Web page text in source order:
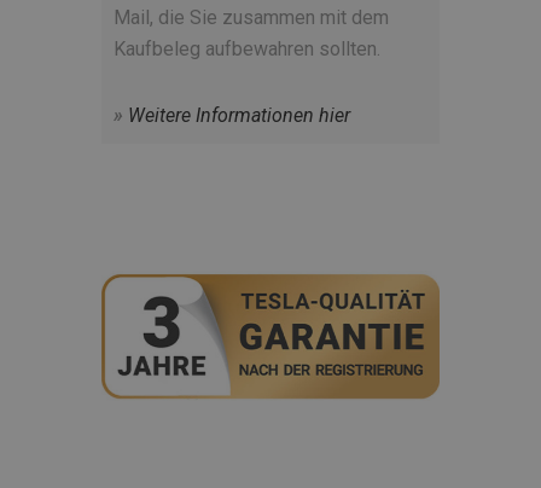
Mail, die Sie zusammen mit dem
Kaufbeleg aufbewahren sollten.
» Weitere Informationen hier